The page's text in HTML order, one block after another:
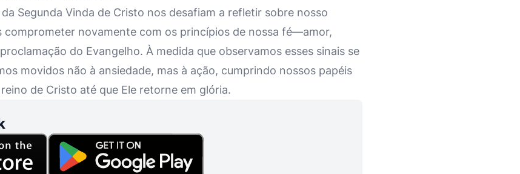
Segunda Vinda de Cristo nos desafiam a refletir sobre nosso
comprometer novamente com os princípios de nossa fé—amor,
do Evangelho. À medida que observamos esses sinais se
movidos não à ansiedade, mas à ação, cumprindo nossos papéis
de Cristo até que Ele retorne em glória.